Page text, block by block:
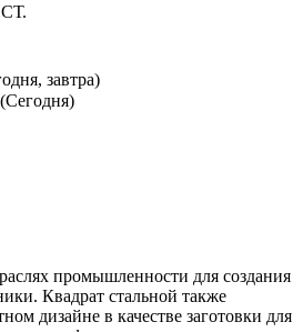
завтра)
промышленности для создания
Квадрат стальной также
дизайне в качестве заготовки для